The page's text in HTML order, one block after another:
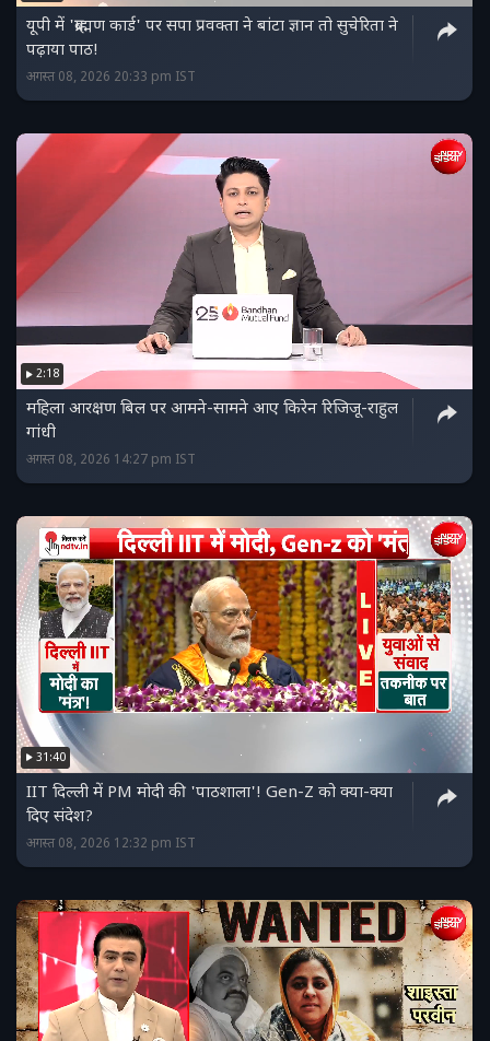
यूपी में 'ब्राह्मण कार्ड' पर सपा प्रवक्ता ने बांटा ज्ञान तो सुचेरिता ने
पढ़ाया पाठ!
अगस्त 08, 2026 20:33 pm IST
2:18
महिला आरक्षण बिल पर आमने-सामने आए किरेन रिजिजू-राहुल
गांधी
अगस्त 08, 2026 14:27 pm IST
31:40
IIT दिल्ली में PM मोदी की 'पाठशाला'! Gen-Z को क्या-क्या
दिए संदेश?
अगस्त 08, 2026 12:32 pm IST